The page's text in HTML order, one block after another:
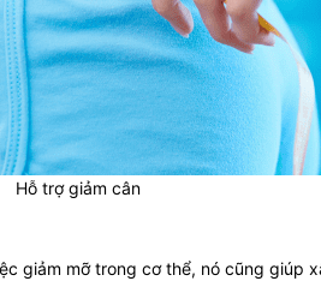
Hỗ trợ giảm cân
giảm mỡ trong cơ thể, nó cũng giúp